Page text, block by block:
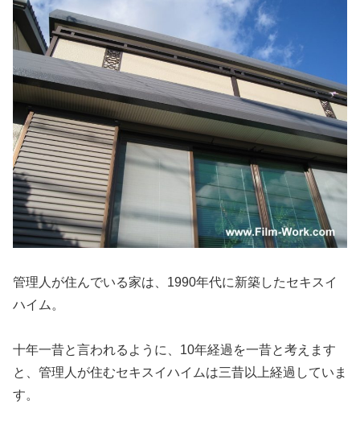
管理人が住んでいる家は、1990年代に新築したセキスイ
ハイム。
十年一昔と言われるように、10年経過を一昔と考えます
と、管理人が住むセキスイハイムは三昔以上経過していま
す。